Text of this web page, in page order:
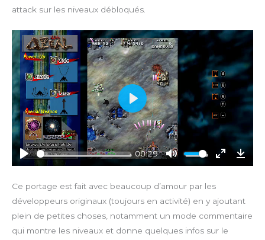
attack sur les niveaux débloqués.
P
a
y
00:29
M
e
E
e
r
f
D
n
l
P
l
a
y
Ce portage est fait avec beaucoup d’amour par les
développeurs originaux (toujours en activité) en y ajoutant
plein de petites choses, notamment un mode commentaire
qui montre les niveaux et donne quelques infos sur le